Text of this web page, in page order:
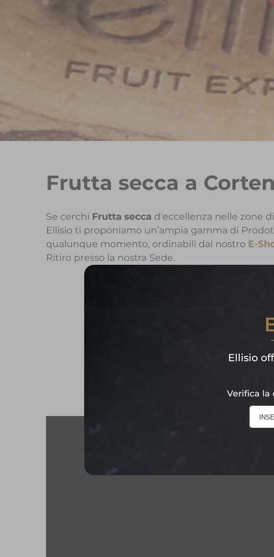
Frutta secca a
Se cerchi Frutta secca d'eccellenza nelle zone di
Ellisio ti proponiamo un’ampia gamma di
qualunque momento, ordinabili dal nostro E-
Ritiro presso la nostra Sede.
Per maggiori
Per iniziareEllisio
Verifica la